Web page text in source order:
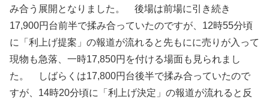
み合う展開となりました。 後場は前場に引き続き
17,900円台前半で揉み合っていたのですが、12時55分頃
に「利上げ提案」の報道が流れると先もにに売りが入って
現物も急落、一時17,850円を付ける場面も見られまし
た。 しばらくは17,800円台後半で揉み合っていたので
すが、14時20分頃に「利上げ決定」の報道が流れると反